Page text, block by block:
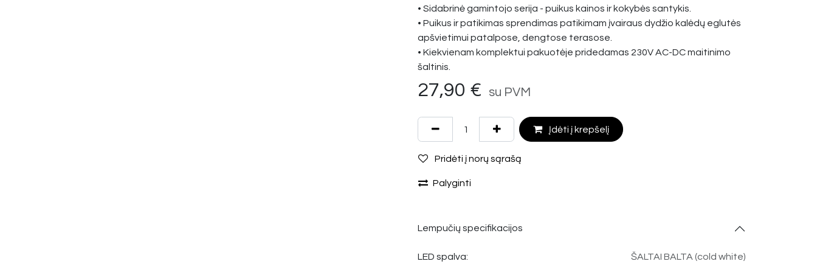
• Sidabrinė gamintojo serija - puikus kainos ir kokybės santykis.
• Puikus ir patikimas sprendimas patikimam įvairaus dydžio kalėdų eglutės
apšvietimui patalpose, dengtose terasose.
• Kiekvienam komplektui pakuotėje pridedamas 230V AC-DC maitinimo
šaltinis.
27,90 € su PVM
Įdėti į krepšelį
Pridėti į norų sąrašą
Palyginti
Lempučių specifikacijos
LED spalva: ŠALTAI BALTA (cold white)